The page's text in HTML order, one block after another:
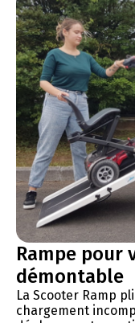
Rampe pour
démontable
La Scooter Ramp
chargement